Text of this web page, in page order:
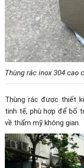
Thùng rác inox 304 cao
Thùng rác được thiết
tinh tế, phù hợp để bố
về thẩm mỹ không gian.